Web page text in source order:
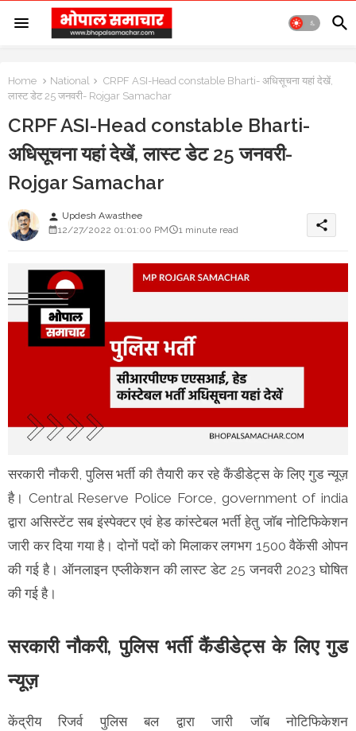
Home National
CRPF ASI-Head constable Bharti- अधिसूचना यहां देखें,
लास्ट डेट 25 जनवरी- Rojgar Samachar
CRPF ASI-Head constable Bharti-
अधिसूचना यहां देखें, लास्ट डेट 25 जनवरी-
Rojgar Samachar
person Updesh Awasthee
12/27/2022 01:01:00 PM
1 minute read share
सरकारी नौकरी, पुलिस भर्ती की तैयारी कर रहे कैंडीडेट्स के लिए गुड न्यूज़
है। Central Reserve Police Force, government of india
द्वारा असिस्टेंट सब इंस्पेक्टर एवं हेड कांस्टेबल भर्ती हेतु जॉब नोटिफिकेशन
जारी कर दिया गया है। दोनों पदों को मिलाकर लगभग 1500 वैकेंसी ओपन
की गई है। ऑनलाइन एप्लीकेशन की लास्ट डेट 25 जनवरी 2023 घोषित
की गई है।
सरकारी नौकरी, पुलिस भर्ती कैंडीडेट्स के लिए गुड
न्यूज़
केंद्रीय रिजर्व पुलिस बल द्वारा जारी जॉब नोटिफिकेशन